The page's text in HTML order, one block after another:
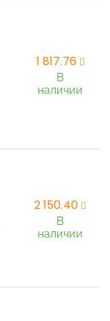
1 817,76
В
наличии
2 150,40
В
наличии